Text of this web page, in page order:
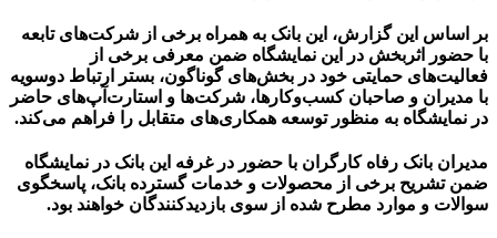
بر اساس این گزارش، این بانک به همراه برخی از شرکت‌های تابعه
با حضور اثربخش در این نمایشگاه ضمن معرفی برخی از
فعالیت‌های حمایتی خود در بخش‌های گوناگون، بستر ارتباط دوسویه
با مدیران و صاحبان کسب‌وکارها، شرکت‌ها و استارت‌آپ‌های حاضر
در نمایشگاه به منظور توسعه همکاری‌های متقابل را فراهم می‌کند.
مدیران بانک رفاه کارگران با حضور در غرفه این بانک در نمایشگاه
ضمن تشریح برخی از محصولات و خدمات گسترده بانک، پاسخگوی
سوالات و موارد مطرح شده از سوی بازدیدکنندگان خواهند بود.